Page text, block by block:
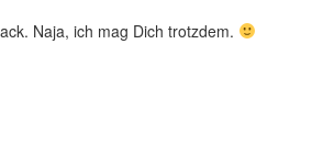
Naja, ich mag Dich trotzdem.